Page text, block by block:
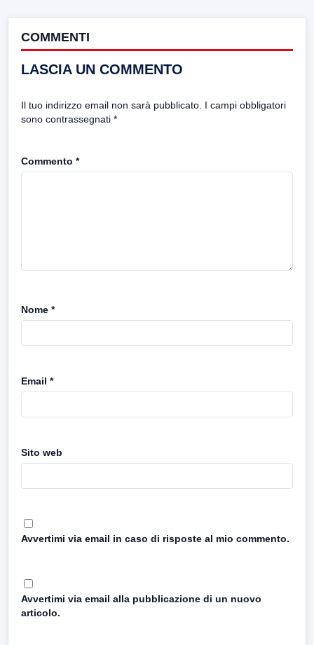
COMMENTI
LASCIA UN COMMENTO
Il tuo indirizzo email non sarà pubblicato. I campi obbligatori
sono contrassegnati *
Commento *
Nome *
Email *
Sito web
Avvertimi via email in caso di risposte al mio commento.
Avvertimi via email alla pubblicazione di un nuovo
articolo.